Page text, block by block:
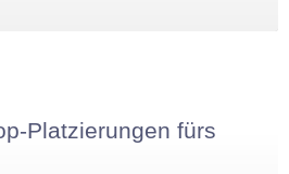
Platzierungen fürs